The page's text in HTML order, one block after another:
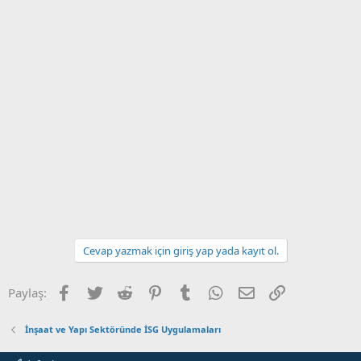
Cevap yazmak için giriş yap yada kayıt ol.
Paylaş: Facebook
Twitter Reddit PinterestTumblr WhatsApp
E-posta
İnşaat ve Yapı Sektöründe İSG Uygulamaları